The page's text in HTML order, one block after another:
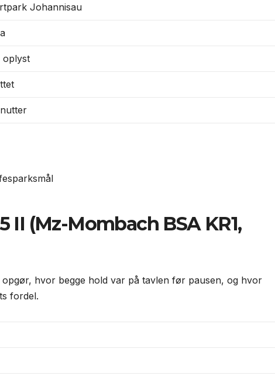
Johannisau
oplyst
II (Mz-Mombach BSA KR1,
hvor begge hold var på tavlen før pausen, og hvor
fordel.